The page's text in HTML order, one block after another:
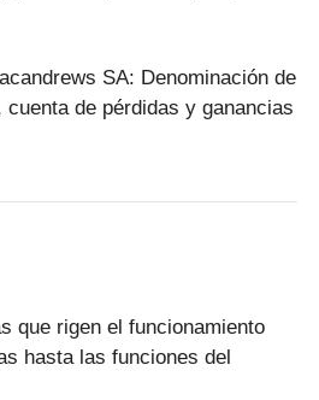
SA: Denominación de
de pérdidas y ganancias
que rigen el funcionamiento
hasta las funciones del